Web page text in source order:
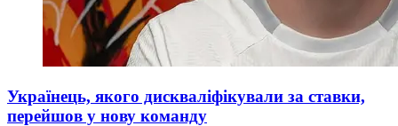
Українець, якого дискваліфікували за ставки,
перейшов у нову команду